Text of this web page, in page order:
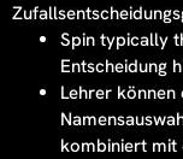
Spin typically
Entscheidung
Lehrer können
kombiniert mit